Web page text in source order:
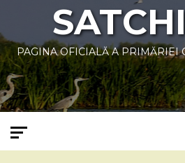
PAGINA OFICIALĂ A PRIMĂRIEI